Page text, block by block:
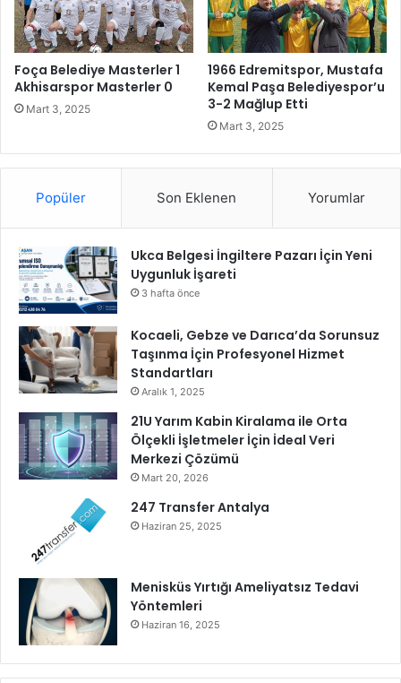
u
n
K
a
t
ı
Foça Belediye Masterler 1
Akhisarspor Masterler 0
Mart 3, 2025
1966 Edremitspor, Mustafa
Kemal Paşa Belediyespor’u
3-2 Mağlup Etti
Mart 3, 2025
Popüler Son Eklenen Yorumlar
Ukca Belgesi İngiltere Pazarı İçin Yeni
Uygunluk İşareti
3 hafta önce
Kocaeli, Gebze ve Darıca’da Sorunsuz
Taşınma İçin Profesyonel Hizmet
Standartları
Aralık 1, 2025
21U Yarım Kabin Kiralama ile Orta
Ölçekli İşletmeler İçin İdeal Veri
Merkezi Çözümü
Mart 20, 2026
247 Transfer Antalya
Haziran 25, 2025
Menisküs Yırtığı Ameliyatsız Tedavi
Yöntemleri
Haziran 16, 2025